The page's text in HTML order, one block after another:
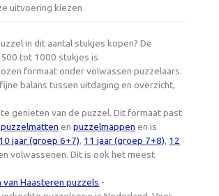
uitvoering kiezen
in dit aantal stukjes kopen? De
tot 1000 stukjes is
formaat onder volwassen puzzelaars.
balans tussen uitdaging en overzicht,
genieten van de puzzel. Dit formaat past
puzzelmatten enpuzzelmappen en is
10 jaar (groep 6+7), 11 jaar (groep 7+8), 12
volwassenen. Dit is ook het meest
van Haasteren puzzels -